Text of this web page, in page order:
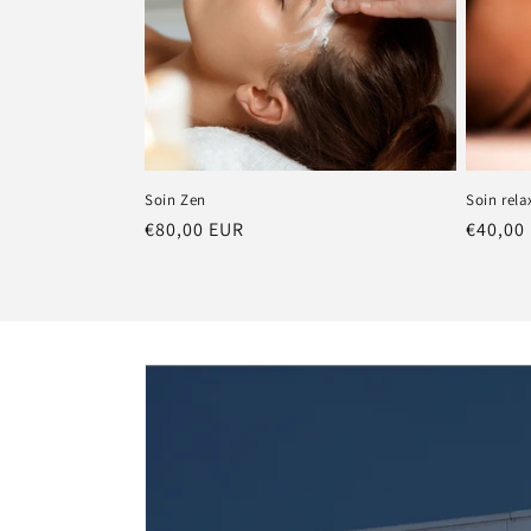
Soin Zen
Prix
€80,00 EUR
Soin
Prix
€40,00